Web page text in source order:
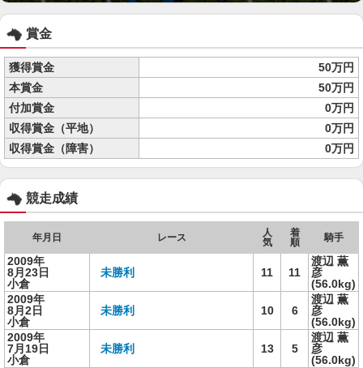
賞金
獲得賞金
50万円
本賞金
50万円
付加賞金
0万円
収得賞金（平地）
0万円
収得賞金（障害）
0万円
競走成績
年月日 レース
人
気
着
順
騎手
2009年
8月23日
小倉
未勝利 11 11
渡辺 薫
彦
(56.0kg)
2009年
8月2日
小倉
未勝利 10 6
渡辺 薫
彦
(56.0kg)
2009年
7月19日
小倉
未勝利 13 5
渡辺 薫
彦
(56.0kg)